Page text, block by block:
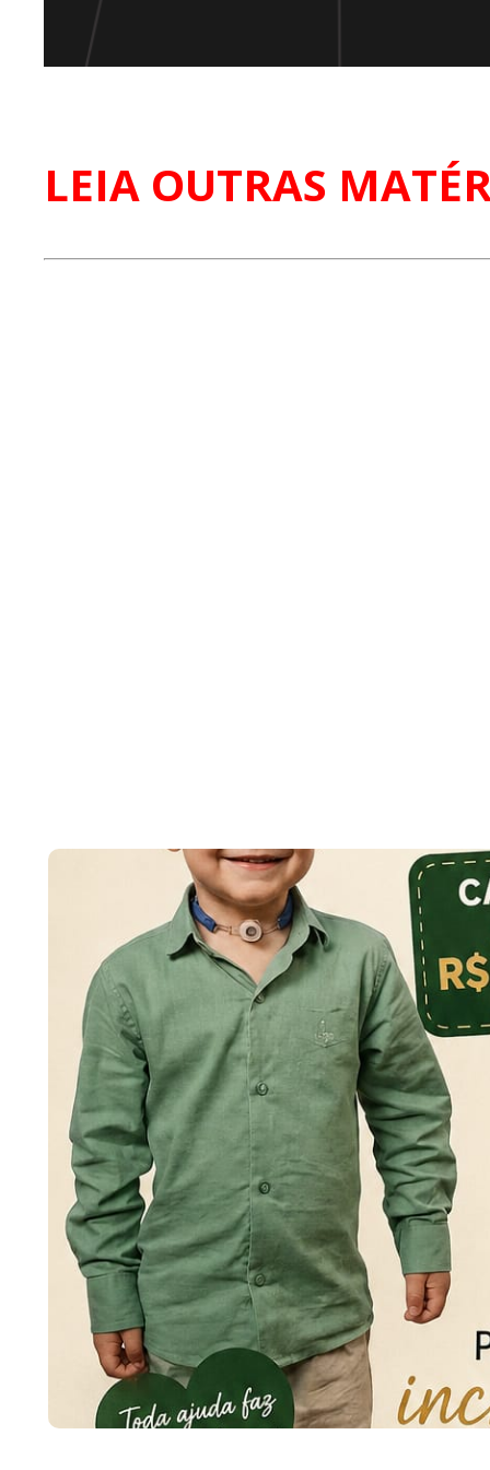
LEIA OUTRAS